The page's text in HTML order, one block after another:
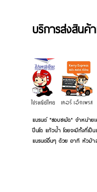
บริการส่งสินค้
แบรนด์ "ชอบชะมัด" จำหน่าย
ปิ่นโต แก้วน้ำ โดยจะมีทั้งที่เป็
แบรนด์อื่นๆ ด้วย อาทิ หัวม้า